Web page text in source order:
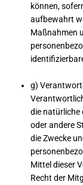
können,
aufbewahrt
Maßnahmen
g)
die natürliche
oder andere
die Zwecke
Mittel dieser
Recht der